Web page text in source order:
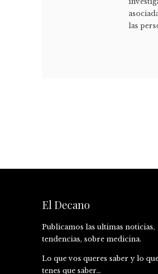
las
El Decano
Publicamos las ultimas noticias,
tendencias, sobre medicina.
Lo que vos queres saber y lo
tenes que saber…